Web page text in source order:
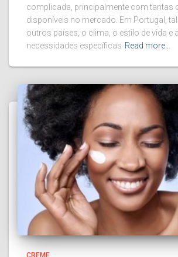
complicada, principalmente com tantas
disponíveis no mercado. Em Portugal,
outros países, o clima, o estilo de vida e
necessidades específicas Read more…
CREME